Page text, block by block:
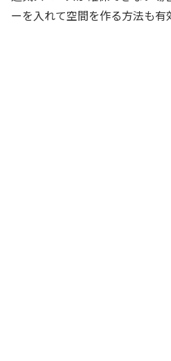
ーを入れて空間を作る方法も有